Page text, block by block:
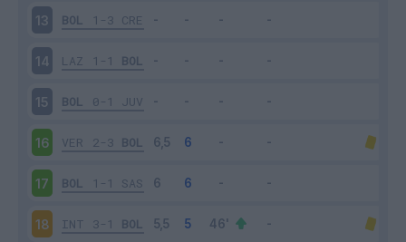
13 BOL 1-3 CRE
14 LAZ 1-1 BOL
15 BOL 0-1 JUV
16 VER 2-3 BOL
17 BOL 1-1 SAS
18 INT 3-1 BOL